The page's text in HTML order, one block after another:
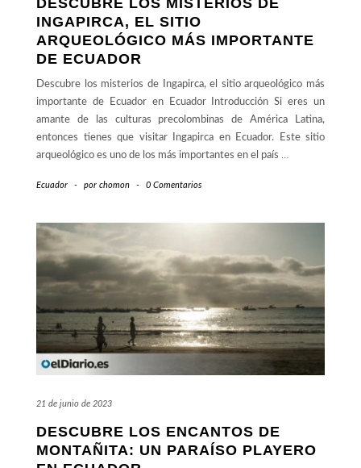
DESCUBRE LOS MISTERIOS DE
INGAPIRCA, EL SITIO
ARQUEOLÓGICO MÁS IMPORTANTE
DE ECUADOR
Descubre los misterios de Ingapirca, el sitio arqueológico más
importante de Ecuador en Ecuador Introducción Si eres un
amante de las culturas precolombinas de América Latina,
entonces tienes que visitar Ingapirca en Ecuador. Este sitio
arqueológico es uno de los más importantes en el país …
Ecuador - por chomon - 0 Comentarios
21 de junio de 2023
DESCUBRE LOS ENCANTOS DE
MONTAÑITA: UN PARAÍSO PLAYERO